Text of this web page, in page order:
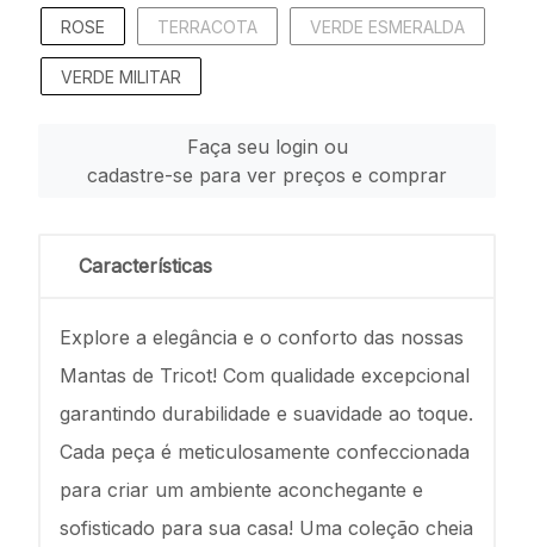
ROSE TERRACOTA VERDE ESMERALDA
VERDE MILITAR
Faça seu login ou
cadastre-se para ver preços e comprar
Características
Explore a elegância e o conforto das nossas
Mantas de Tricot! Com qualidade excepcional
garantindo durabilidade e suavidade ao toque.
Cada peça é meticulosamente confeccionada
para criar um ambiente aconchegante e
sofisticado para sua casa! Uma coleção cheia